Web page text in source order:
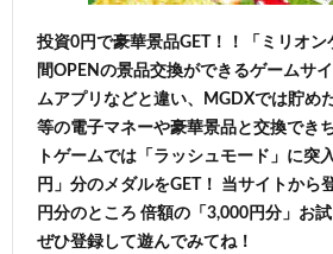
投資0円で豪華景品GET！！「ミリオ
間OPENの景品交換ができるゲームサ
ムアプリなどと違い、MGDXでは貯め
等の電子マネーや豪華景品と交換でき
トゲームでは「ラッシュモード」に突
円」分のメダルをGET！ 当サイトから
円分のところ 倍額の「3,000円分」お
ぜひ登録して遊んでみてね！